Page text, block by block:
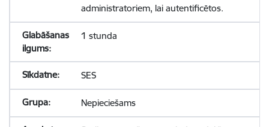
administratoriem, lai autentificētos.
1 stunda
SES
Nepieciešams